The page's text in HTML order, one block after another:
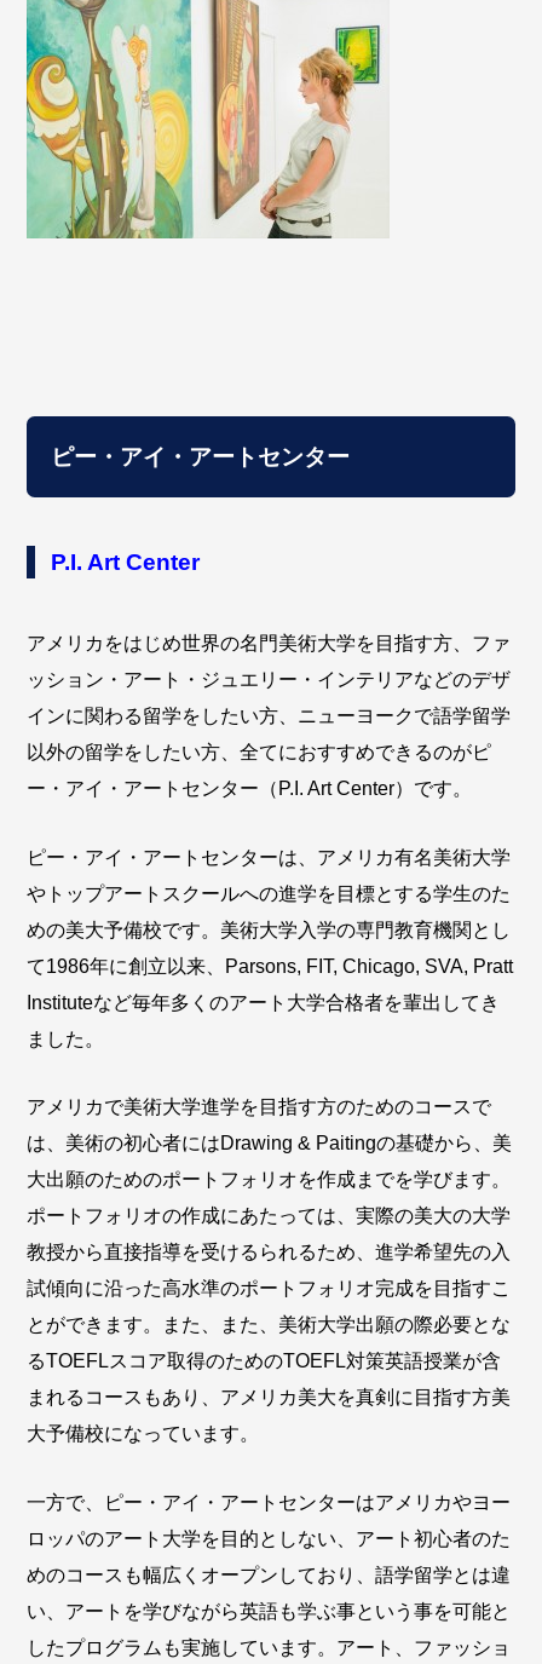
ピー・アイ・アートセンター
P.I. Art Center
アメリカをはじめ世界の名門美術大学を目指す方、ファ
ッション・アート・ジュエリー・インテリアなどのデザ
インに関わる留学をしたい方、ニューヨークで語学留学
以外の留学をしたい方、全てにおすすめできるのがピ
ー・アイ・アートセンター（P.I. Art Center）です。
ピー・アイ・アートセンターは、アメリカ有名美術大学
やトップアートスクールへの進学を目標とする学生のた
めの美大予備校です。美術大学入学の専門教育機関とし
て1986年に創立以来、Parsons, FIT, Chicago, SVA, Pratt
Instituteなど毎年多くのアート大学合格者を輩出してき
ました。
アメリカで美術大学進学を目指す方のためのコースで
は、美術の初心者にはDrawing & Paitingの基礎から、美
大出願のためのポートフォリオを作成までを学びます。
ポートフォリオの作成にあたっては、実際の美大の大学
教授から直接指導を受けるられるため、進学希望先の入
試傾向に沿った高水準のポートフォリオ完成を目指すこ
とができます。また、また、美術大学出願の際必要とな
るTOEFLスコア取得のためのTOEFL対策英語授業が含
まれるコースもあり、アメリカ美大を真剣に目指す方美
大予備校になっています。
一方で、ピー・アイ・アートセンターはアメリカやヨー
ロッパのアート大学を目的としない、アート初心者のた
めのコースも幅広くオープンしており、語学留学とは違
い、アートを学びながら英語も学ぶ事という事を可能と
したプログラムも実施しています。アート、ファッショ